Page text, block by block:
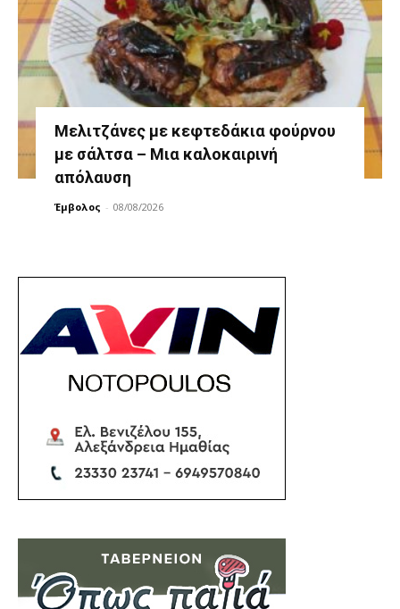
Μελιτζάνες με κεφτεδάκια φούρνου
με σάλτσα – Μια καλοκαιρινή
απόλαυση
Έμβολος - 08/08/2026